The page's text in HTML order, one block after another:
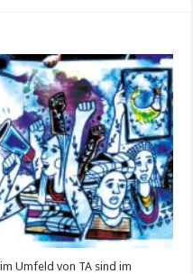
Umfeld von TA sind im